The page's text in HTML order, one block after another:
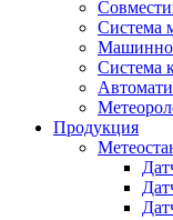
Система
Система
Продукция